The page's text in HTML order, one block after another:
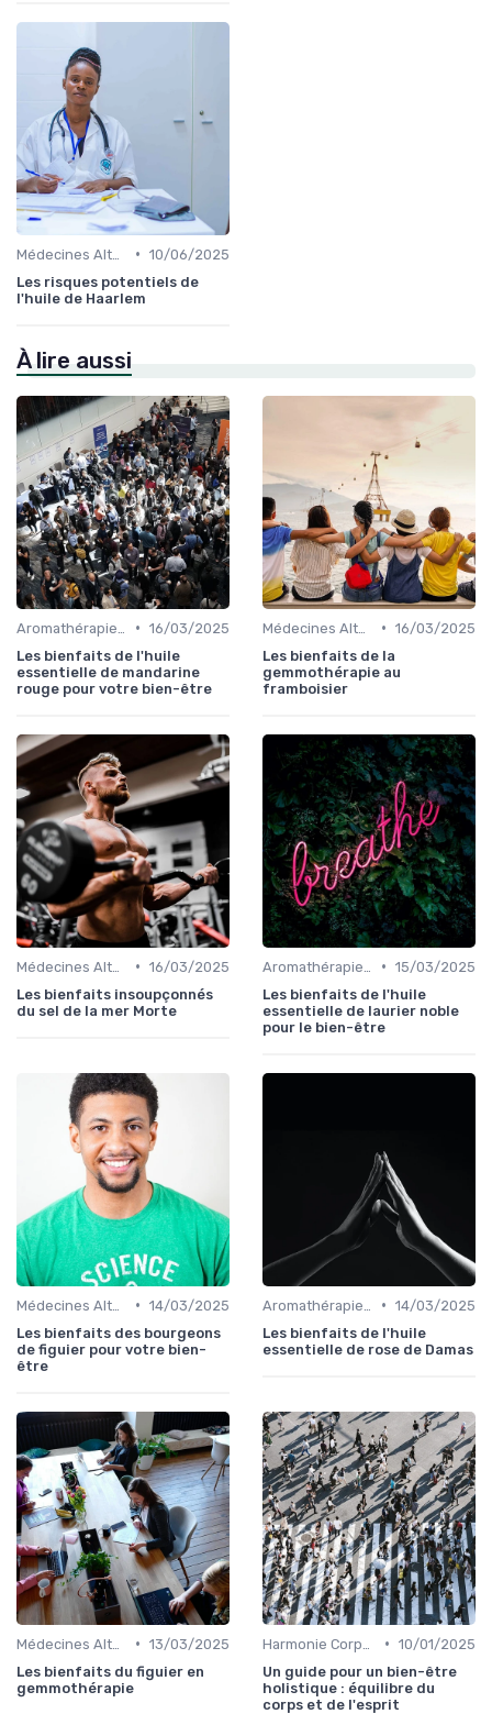
• 10/06/2025
Les risques potentiels de
l'huile de Haarlem
À lire aussi
• 16/03/2025
Les bienfaits de l'huile
essentielle de mandarine
rouge pour votre bien-être
• 16/03/2025
Les bienfaits de la
gemmothérapie au
framboisier
• 16/03/2025
Les bienfaits insoupçonnés
du sel de la mer Morte
• 15/03/2025
Les bienfaits de l'huile
essentielle de laurier noble
pour le bien-être
• 14/03/2025
Les bienfaits des bourgeons
de figuier pour votre bien-
être
• 14/03/2025
Les bienfaits de l'huile
essentielle de rose de Damas
• 13/03/2025
Les bienfaits du figuier en
gemmothérapie
• 10/01/2025
Un guide pour un bien-être
holistique : équilibre du
corps et de l'esprit